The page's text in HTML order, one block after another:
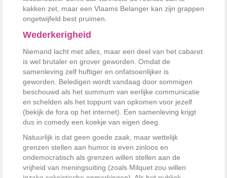
kakken zet, maar een Vlaams Belanger kan zijn grappen
ongetwijfeld best pruimen.
Wederkerigheid
Niemand lacht met alles, maar een deel van het cabaret
is wel brutaler en grover geworden. Omdat de
samenleving zelf huftiger en onfatsoenlijker is
geworden. Beledigen wordt vandaag door sommigen
beschouwd als het summum van eerlijke communicatie
en schelden als het toppunt van opkomen voor jezelf
(bekijk de fora op het internet). Een samenleving krijgt
dus in comedy een koekje van eigen deeg.
Natuurlijk is dat geen goede zaak, maar wettelijk
grenzen stellen aan humor is even zinloos en
ondemocratisch als grenzen willen stellen aan de
vrijheid van meningsuiting (zoals Milquet zou willen